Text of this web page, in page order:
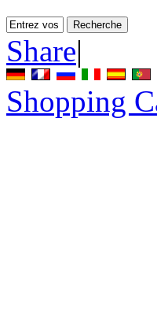
Share|
Shopping